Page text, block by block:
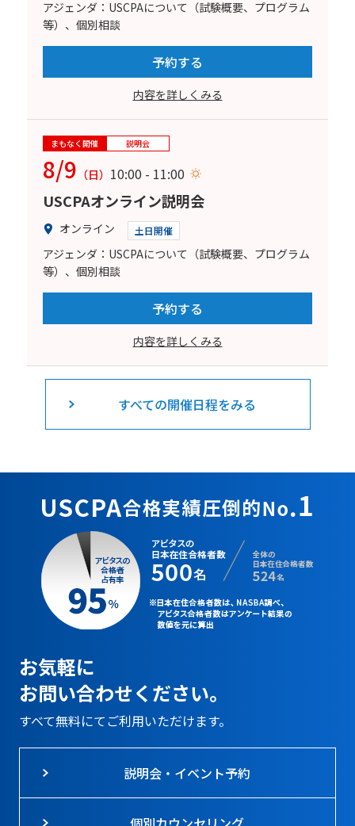
アジェンダ：USCPAについて（試験概要、プログラム
等）、個別相談
予約する
内容を詳しくみる
まもなく開催 説明会
8/9 （日） 10:00 - 11:00
USCPAオンライン説明会
オンライン 土日開催
アジェンダ：USCPAについて（試験概要、プログラム
等）、個別相談
予約する
内容を詳しくみる
すべての開催日程をみる
お気軽に
お問い合わせください。
すべて無料にてご利用いただけます。
説明会・イベント予約